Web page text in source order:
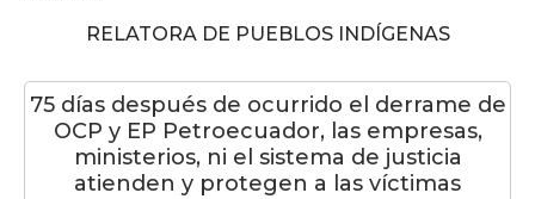
RELATORA DE PUEBLOS INDÍGENAS
75 días después de ocurrido el derrame de
OCP y EP Petroecuador, las empresas,
ministerios, ni el sistema de justicia
atienden y protegen a las víctimas